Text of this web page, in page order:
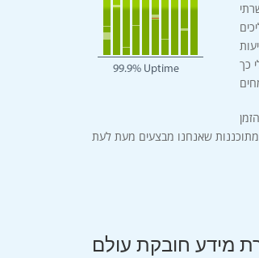
כך
העסקיים שלכם, אנחנו מבטיחים לכם זמינות של 99.9% מהזמן
מידע חובקת עולם